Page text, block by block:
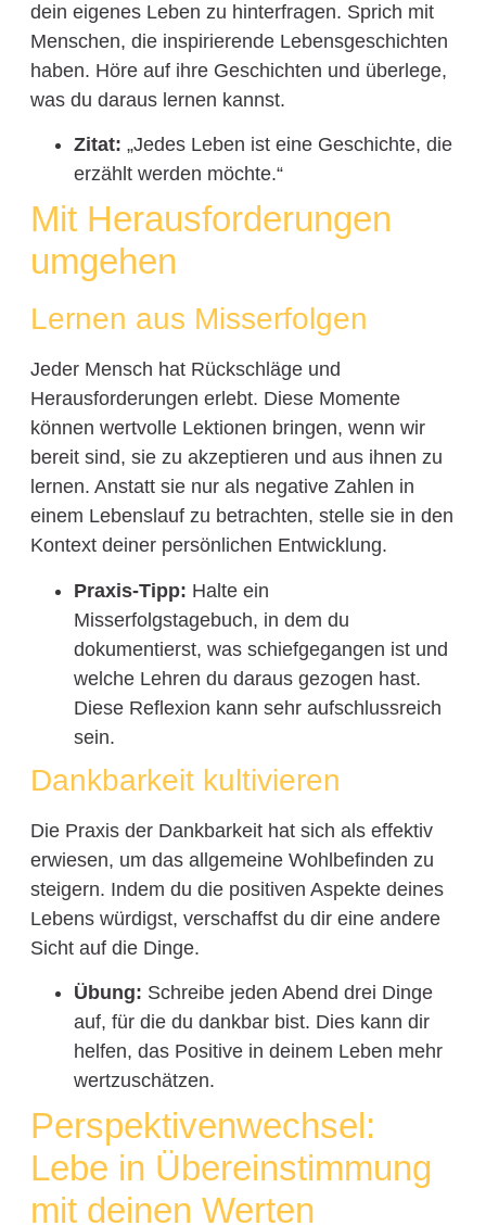
dein eigenes Leben zu hinterfragen. Sprich mit
Menschen, die inspirierende Lebensgeschichten
haben. Höre auf ihre Geschichten und überlege,
was du daraus lernen kannst.
Zitat: „Jedes Leben ist eine Geschichte, die
erzählt werden möchte.“
Mit Herausforderungen
umgehen
Lernen aus Misserfolgen
Jeder Mensch hat Rückschläge und
Herausforderungen erlebt. Diese Momente
können wertvolle Lektionen bringen, wenn wir
bereit sind, sie zu akzeptieren und aus ihnen zu
lernen. Anstatt sie nur als negative Zahlen in
einem Lebenslauf zu betrachten, stelle sie in den
Kontext deiner persönlichen Entwicklung.
Praxis-Tipp: Halte ein
Misserfolgstagebuch, in dem du
dokumentierst, was schiefgegangen ist und
welche Lehren du daraus gezogen hast.
Diese Reflexion kann sehr aufschlussreich
sein.
Dankbarkeit kultivieren
Die Praxis der Dankbarkeit hat sich als effektiv
erwiesen, um das allgemeine Wohlbefinden zu
steigern. Indem du die positiven Aspekte deines
Lebens würdigst, verschaffst du dir eine andere
Sicht auf die Dinge.
Übung: Schreibe jeden Abend drei Dinge
auf, für die du dankbar bist. Dies kann dir
helfen, das Positive in deinem Leben mehr
wertzuschätzen.
Perspektivenwechsel:
Lebe in Übereinstimmung
mit deinen Werten